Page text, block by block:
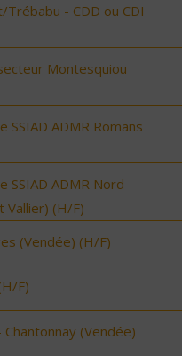
- CDD ou CDI
Montesquiou
SSIAD ADMR Romans
SSIAD ADMR Nord
Vallier) (H/F)
(Vendée) (H/F)
F)
(Vendée)